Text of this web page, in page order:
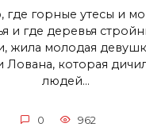
где горные утесы и
и где деревья
жила молодая
Лована, которая
людей...
0 962